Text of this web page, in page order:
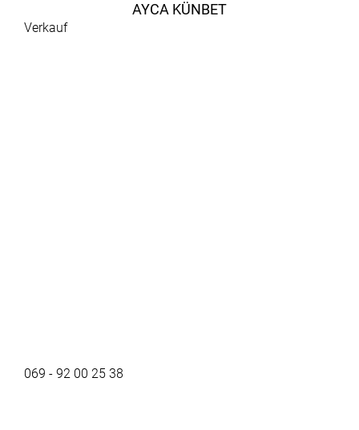
AYCA KÜNBET
Verkauf
069 - 92 00 25 38